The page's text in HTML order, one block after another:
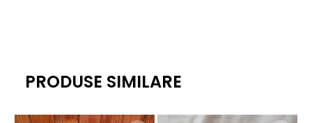
PRODUSE SIMILARE